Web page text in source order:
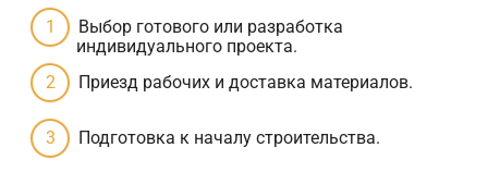
Выбор готового или разработка
индивидуального проекта.
Приезд рабочих и доставка материалов.
Подготовка к началу строительства.